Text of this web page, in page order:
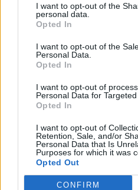
I want to opt-out of the
personal data.
Opted In
I want to opt-out of the
Personal Data.
Opted In
I want to opt-out of
Personal Data for Targeted
Opted In
I want to opt-out of
Retention, Sale, and/or
Personal Data that Is
Purposes for which it was
Opted Out
CONFIRM
Sütibeállítások
Médiatér
Liget
Krónika
Bihari Napló
Erdélyi Napló